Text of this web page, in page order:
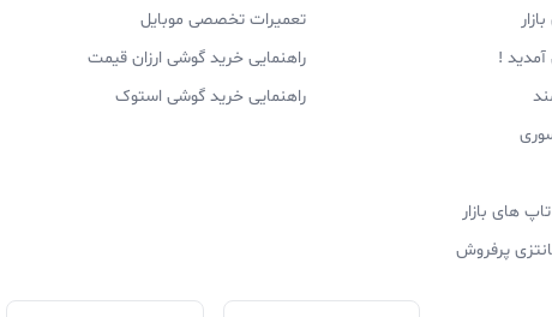
!
های بازار
پرفروش
تعمیرات تخصصی موبایل
راهنمایی خرید گوشی ارزان قیمت
راهنمایی خرید گوشی استوک